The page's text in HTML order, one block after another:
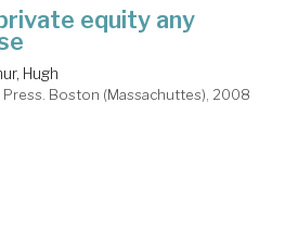
equity any
Hugh
Boston (Massachuttes), 2008